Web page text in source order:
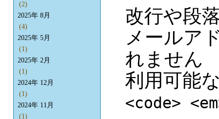
改行や段
メールア
れません
利用可能
<code>
(2)
2025年 8月
(4)
2025年 5月
(1)
2025年 2月
(1)
2024年 12月
(1)
2024年 11月
(1)